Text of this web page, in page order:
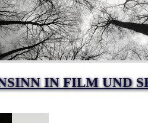
IN FILM UND